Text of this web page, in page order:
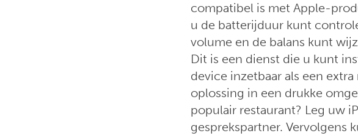
compatibel is met Apple-
u de batterijduur kunt
volume en de balans kunt
Dit is een dienst die u kunt
device inzetbaar als een
oplossing in een drukke
populair restaurant? Leg uw
gesprekspartner. Vervolgens